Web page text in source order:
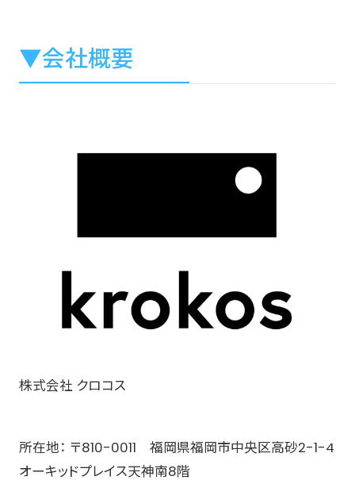
▼会社概要
株式会社 クロコス
所在地： 〒810-0011 福岡県福岡市中央区高砂2-1-4
オーキッドプレイス天神南8階